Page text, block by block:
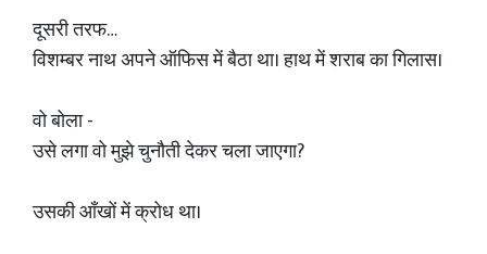
दूसरी तरफ…
विशम्बर नाथ अपने ऑफिस में बैठा था। हाथ में शराब का गिलास।
वो बोला -
उसे लगा वो मुझे चुनौती देकर चला जाएगा?
उसकी आँखों में क्रोध था।